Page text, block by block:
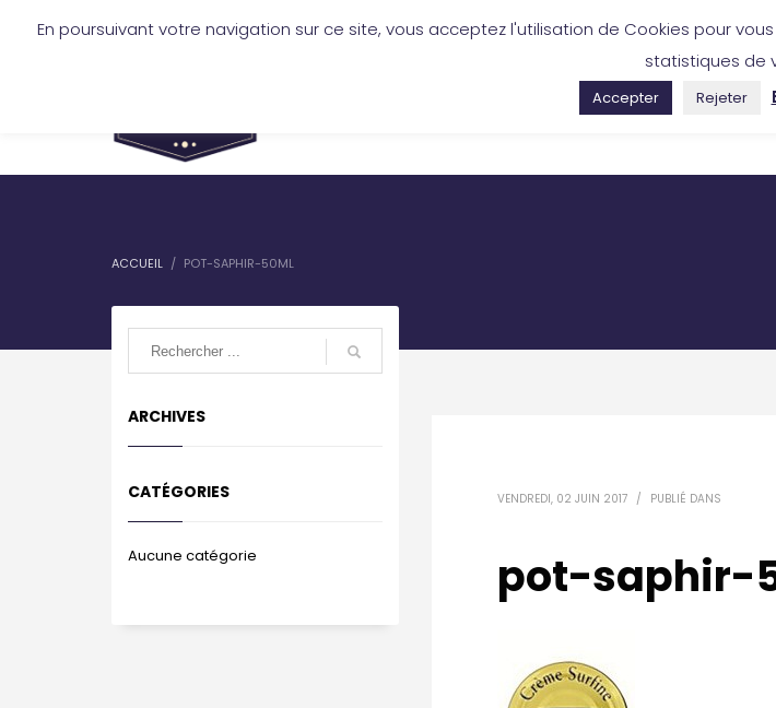
mickael.jofre@lescireurs.fr -+33 6 46 50 53 88
COLLECTION RÉALISATIONS
ACCUEIL POT-SAPHIR-50ML
VENDREDI, 02 JUIN 2017 / PUBLIÉ DANS
pot-saphir-
ARCHIVES
CATÉGORIES
Aucune catégorie
En poursuivant votre navigation sur ce site, vous acceptez l'utilisation de Cookies pour
statistiques de
Accepter Rejeter